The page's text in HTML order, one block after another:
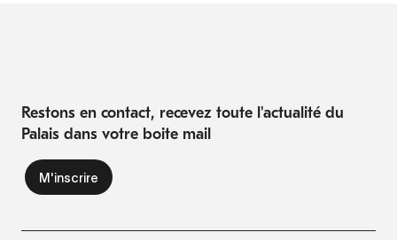
Restons en contact, recevez toute l'actualité du
Palais dans votre boite mail